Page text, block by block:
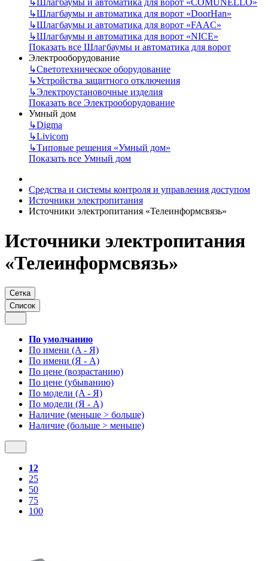
↳Шлагбаумы и автоматика для ворот «COMUNELLO»
↳Шлагбаумы и автоматика для ворот «DoorHan»
↳Шлагбаумы и автоматика для ворот «FAAC»
↳Шлагбаумы и автоматика для ворот «NICE»
Показать все Шлагбаумы и автоматика для ворот
Электрооборудование
↳Светотехническое оборудование
↳Устройства защитного отключения
↳Электроустановочные изделия
Показать все Электрооборудование
Умный дом
↳Digma
↳Livicom
↳Типовые решения «Умный дом»
Показать все Умный дом
Средства и системы контроля и управления доступом
Источники электропитания
Источники электропитания «Телеинформсвязь»
Источники электропитания
«Телеинформсвязь»
Сетка
Список
По умолчанию
По имени (A - Я)
По имени (Я - A)
По цене (возрастанию)
По цене (убыванию)
По модели (A - Я)
По модели (Я - A)
Наличие (меньше > больше)
Наличие (больше > меньше)
12
25
50
75
100